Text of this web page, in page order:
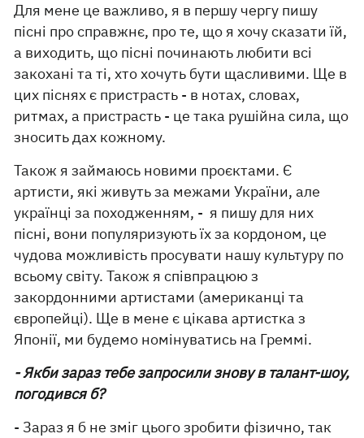
Для мене це важливо, я в першу чергу пишу
пісні про справжнє, про те, що я хочу сказати їй,
а виходить, що пісні починають любити всі
закохані та ті, хто хочуть бути щасливими. Ще в
цих піснях є пристрасть - в нотах, словах,
ритмах, а пристрасть - це така рушійна сила, що
зносить дах кожному.
Також я займаюсь новими проєктами. Є
артисти, які живуть за межами України, але
українці за походженням, - я пишу для них
пісні, вони популяризують їх за кордоном, це
чудова можливість просувати нашу культуру по
всьому світу. Також я співпрацюю з
закордонними артистами (американці та
європейці). Ще в мене є цікава артистка з
Японії, ми будемо номінуватись на Греммі.
- Якби зараз тебе запросили знову в талант-шоу,
погодився б?
- Зараз я б не зміг цього зробити фізично, так